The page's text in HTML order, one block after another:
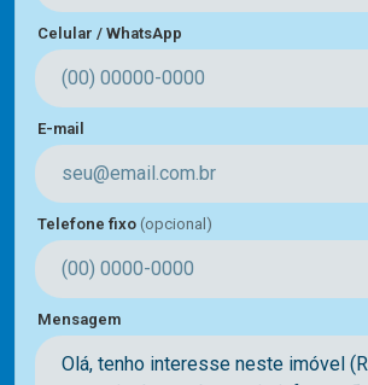
Celular / WhatsApp
E-mail
Telefone fixo (opcional)
Mensagem